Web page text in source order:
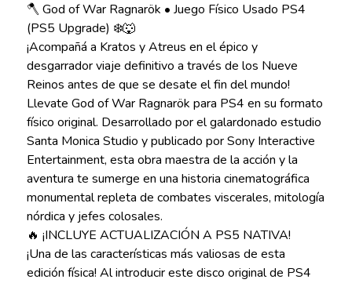
🪓 God of War Ragnarök • Juego Físico Usado PS4
(PS5 Upgrade) ❄️🐺
¡Acompañá a Kratos y Atreus en el épico y
desgarrador viaje definitivo a través de los Nueve
Reinos antes de que se desate el fin del mundo!
Llevate God of War Ragnarök para PS4 en su formato
físico original. Desarrollado por el galardonado estudio
Santa Monica Studio y publicado por Sony Interactive
Entertainment, esta obra maestra de la acción y la
aventura te sumerge en una historia cinematográfica
monumental repleta de combates viscerales, mitología
nórdica y jefes colosales.
🔥 ¡INCLUYE ACTUALIZACIÓN A PS5 NATIVA!
¡Una de las características más valiosas de esta
edición física! Al introducir este disco original de PS4